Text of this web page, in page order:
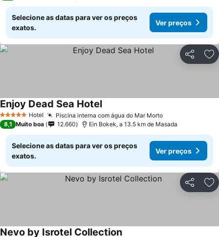
Selecione as datas para ver os preços
exatos.
Ver preços
Partilhar
5 Estrelas Hotel Piscina interna com água do Mar MortoVer preços
Enjoy Dead Sea HotelVer preços
8,1 Muito boa 12.660 Ein Bokek, a 13.5 km de Masada
Selecione as datas para ver os preços
exatos.
Ver preços
Partilhar
Nevo by Isrotel Collection